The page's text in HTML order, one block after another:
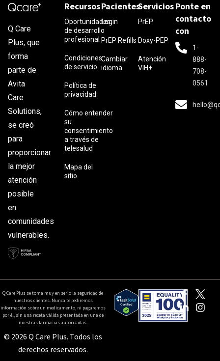
Q Care
Plus, que
forma
parte de
Avita
Care
Solutions,
se creó
para
proporcionar
la mejor
atención
posible
en
comunidades
vulnerables.
Recursos
Oportunidades
de desarrollo
profesional
Condiciones
de servicio
Política de
privacidad
Cómo entender
su
consentimiento
a través de
telesalud
Mapa del
sitio
Pacientes
Login
PrEP Refills
Cambiar
idioma
Servicios
PrEP
Doxy-PEP
Atención
VIH+
Ponte en
contacto
con
1-
888-
708-
0561
Q Care Plus se toma muy en serio la seguridad de
nuestros clientes. Nunca te pediremos
información sobre un medicamento, ni pagaremos
por él, sin una receta válida presentada en una de
nuestras farmacias autorizadas.
© 2026 Q Care Plus. Todos los
derechos reservados.